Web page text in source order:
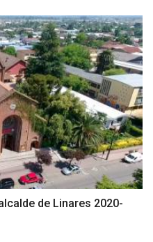
de Linares 2020-